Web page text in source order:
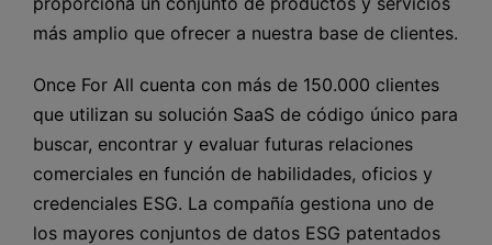
más amplio que ofrecer a nuestra base de clientes.
Once For All cuenta con más de 150.000 clientes
que utilizan su solución SaaS de código único para
buscar, encontrar y evaluar futuras relaciones
comerciales en función de habilidades, oficios y
credenciales ESG. La compañía gestiona uno de
los mayores conjuntos de datos ESG patentados